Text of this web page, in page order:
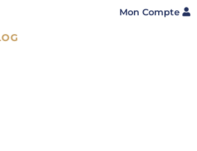
Mon Compte